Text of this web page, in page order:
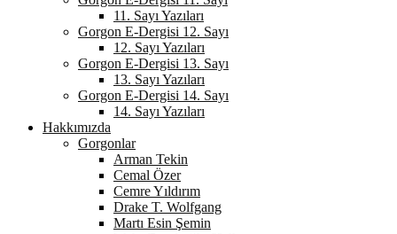
11. Sayı Yazıları
Gorgon E-Dergisi 12. Sayı
12. Sayı Yazıları
Gorgon E-Dergisi 13. Sayı
13. Sayı Yazıları
Gorgon E-Dergisi 14. Sayı
14. Sayı Yazıları
Hakkımızda
Gorgonlar
Arman Tekin
Cemal Özer
Cemre Yıldırım
Drake T. Wolfgang
Martı Esin Şemin